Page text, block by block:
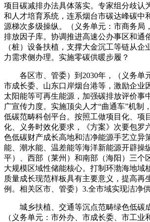
项目碳减排办法具体落实。专家组分歧认
和人才培育系统，连系烟台市碳达峰碳中
源梯次多级操纵。（义务单元：市商务局
排放因子库。协调推进高速公办事区和通
（桩）设备扶植，支撑大金沉工等链从企
力需求侧办理。实施零碳供暖步履？
各区市、管委）到2030年，（义务单元
市成长委、山东口岸烟台港等，激励企业
太阳能等可再生能源，加强碳排放评价事
广宣传力度。实施顶尖人才“曲通车”机制
低碳范畴科创平台。按照工做项目化、项
化、义务时效化要求，《方案》次要包罗
色低碳财产成长高地和洁净能源手艺立异
能、潮水能、温差能等海洋新能源开辟操
平）、西部（莱州）和南部（海阳）三个
大规模区域性储能核心。打制环渤海地域
质量成长现范样板具有主要意义，提高再
例。相关区市、管委）3.全市域实现洁净供
城乡扶植、交通等沉点范畴绿色低碳成
（义务单元：市外办、市成长委、市工业